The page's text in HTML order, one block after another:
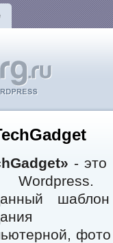
- это
Wordpress.